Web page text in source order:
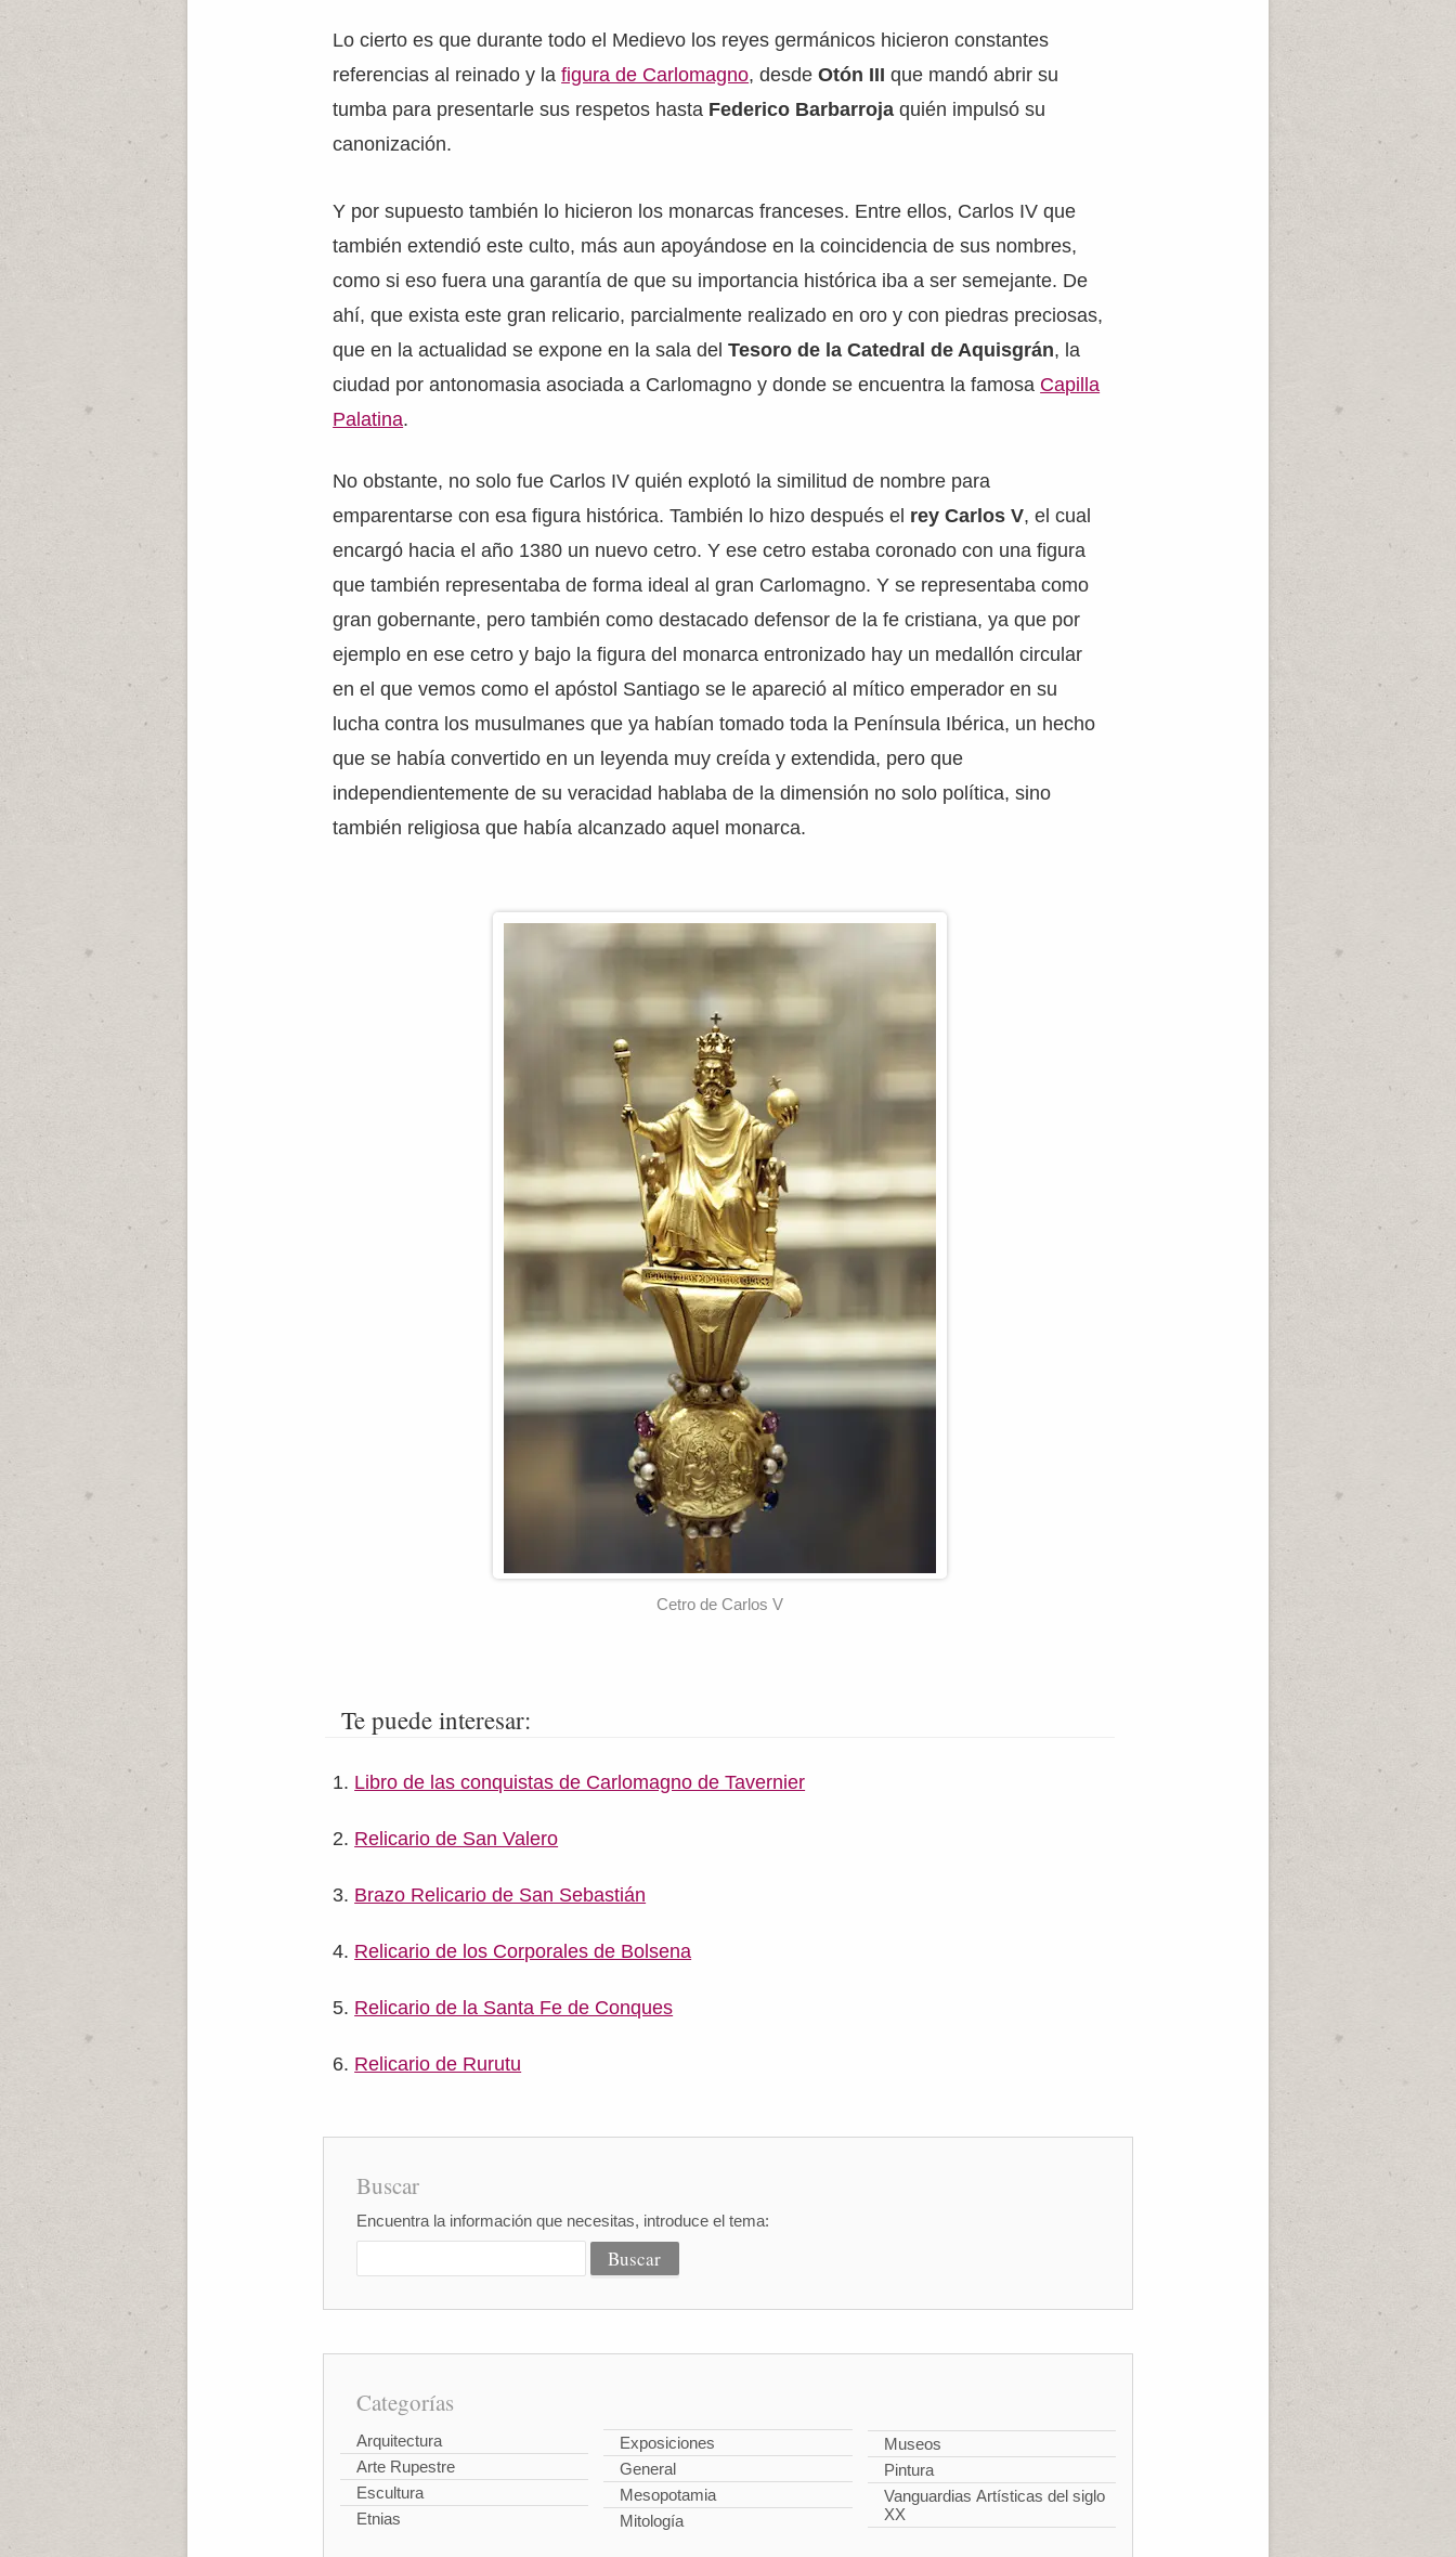
Lo cierto es que durante todo el Medievo los reyes germánicos hicieron constantes
referencias al reinado y lafigura de Carlomagno, desdeOtón III que mandó abrir su
tumba para presentarle sus respetos hasta Federico Barbarroja quién impulsó su
canonización.
Y por supuesto también lo hicieron los monarcas franceses. Entre ellos, Carlos IV que
también extendió este culto, más aun apoyándose en la coincidencia de sus nombres,
como si eso fuera una garantía de que su importancia histórica iba a ser semejante. De
ahí, que exista este gran relicario, parcialmente realizado en oro y con piedras preciosas,
que en la actualidad se expone en la sala delTesoro de la Catedral de Aquisgrán, la
ciudad por antonomasia asociada a Carlomagno y donde se encuentra la famosa Capilla
Palatina.
No obstante, no solo fue Carlos IV quién explotó la similitud de nombre para
emparentarse con esa figura histórica. También lo hizo después el rey Carlos V, el cual
encargó hacia el año 1380 un nuevo cetro. Y ese cetro estaba coronado con una figura
que también representaba de forma ideal al gran Carlomagno. Y se representaba como
gran gobernante, pero también como destacado defensor de la fe cristiana, ya que por
ejemplo en ese cetro y bajo la figura del monarca entronizado hay un medallón circular
en el que vemos como el apóstol Santiago se le apareció al mítico emperador en su
lucha contra los musulmanes que ya habían tomado toda la Península Ibérica, un hecho
que se había convertido en un leyenda muy creída y extendida, pero que
independientemente de su veracidad hablaba de la dimensión no solo política, sino
también religiosa que había alcanzado aquel monarca.
Cetro de Carlos V
Te puede interesar:
Libro de las conquistas de Carlomagno de Tavernier
Relicario de San Valero
Brazo Relicario de San Sebastián
Relicario de los Corporales de Bolsena
Relicario de la Santa Fe de Conques
Relicario de Rurutu
Buscar
Encuentra la información que necesitas, introduce el tema:
Categorías
Arquitectura
Arte Rupestre
Escultura
Etnias
Exposiciones
General
Mesopotamia
Mitología
Museos
Pintura
Vanguardias Artísticas del siglo
XX